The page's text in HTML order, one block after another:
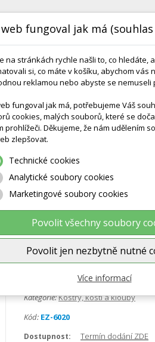
DODÁNÍ A TERMÍNY
Model Horní Končetiny Bez Ramenního
Model horní
ramenního
svalů
Erler-Zimmer
Kategorie:Kostry, kosti a klouby
Kód: EZ-6020
Dostupnost: Termín dodání ZDE
fungoval jak má
na stránkách rychle našli to, co hledáte,
si, co máte v košíku, abychom vás
reklamou nebo abyste se nemuseli
fungoval jak má, potřebujeme Váš
cookies, malých souborů, které se
prohlížeči. Děkujeme, že nám udělením
zlepšovat.
Technické cookies
Analytické soubory cookies
Marketingové soubory cookies
Povolit všechny soubory
Povolit jen nezbytně nutné
Více informací